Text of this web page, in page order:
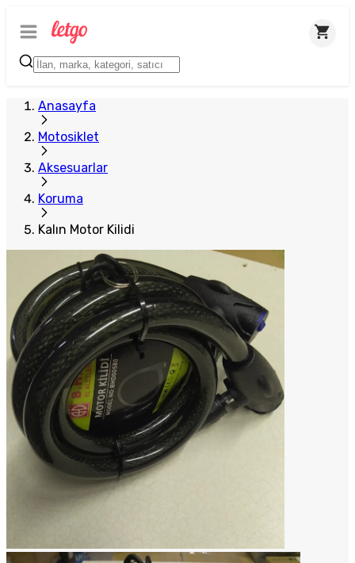
Anasayfa
Motosiklet
Aksesuarlar
Koruma
Kalın Motor Kilidi
Plus Satıcı